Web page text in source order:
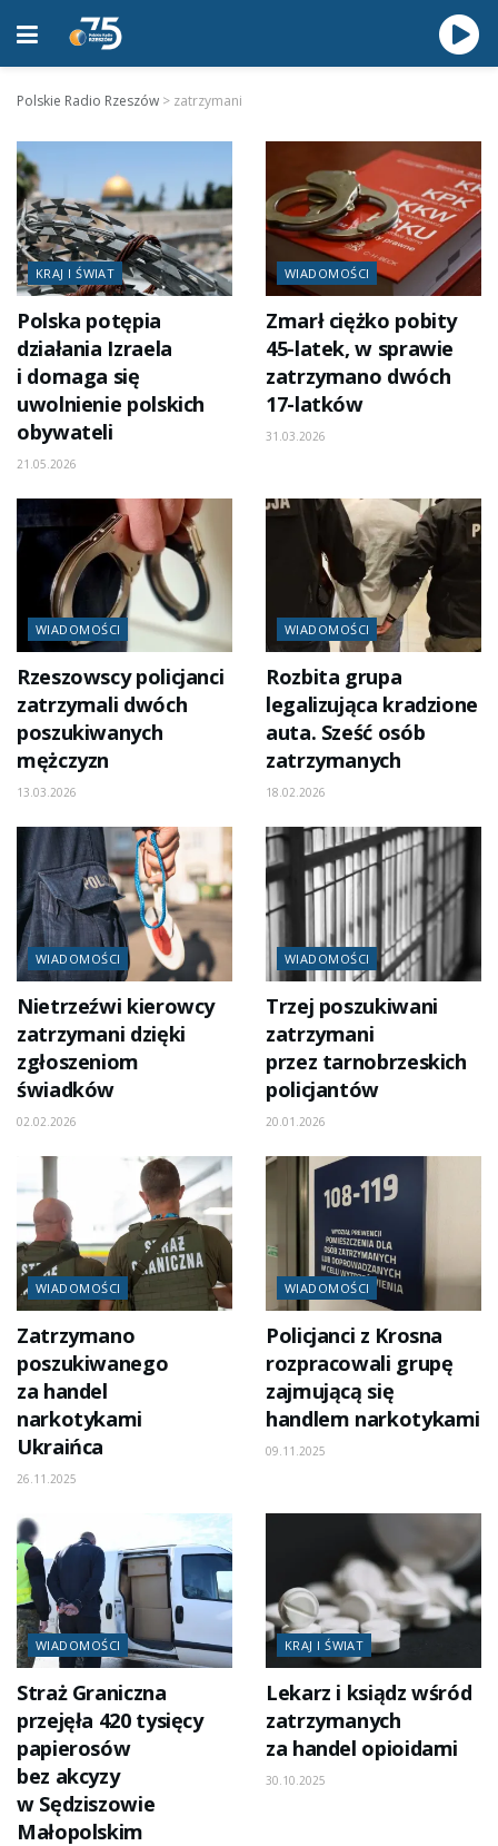
Polskie Radio Rzeszów > zatrzymani
KRAJ I ŚWIAT
Polska potępia
działania Izraela
i domaga się
uwolnienie polskich
obywateli
21.05.2026
WIADOMOŚCI
Zmarł ciężko pobity
45-latek, w sprawie
zatrzymano dwóch
17-latków
31.03.2026
WIADOMOŚCI
Rzeszowscy policjanci
zatrzymali dwóch
poszukiwanych
mężczyzn
13.03.2026
WIADOMOŚCI
Rozbita grupa
legalizująca kradzione
auta. Sześć osób
zatrzymanych
18.02.2026
WIADOMOŚCI
Nietrzeźwi kierowcy
zatrzymani dzięki
zgłoszeniom
świadków
02.02.2026
WIADOMOŚCI
Trzej poszukiwani
zatrzymani
przez tarnobrzeskich
policjantów
20.01.2026
WIADOMOŚCI
Zatrzymano
poszukiwanego
za handel
narkotykami
Ukraińca
26.11.2025
WIADOMOŚCI
Policjanci z Krosna
rozpracowali grupę
zajmującą się
handlem narkotykami
09.11.2025
WIADOMOŚCI
Straż Graniczna
przejęła 420 tysięcy
papierosów
bez akcyzy
w Sędziszowie
Małopolskim
KRAJ I ŚWIAT
Lekarz i ksiądz wśród
zatrzymanych
za handel opioidami
30.10.2025